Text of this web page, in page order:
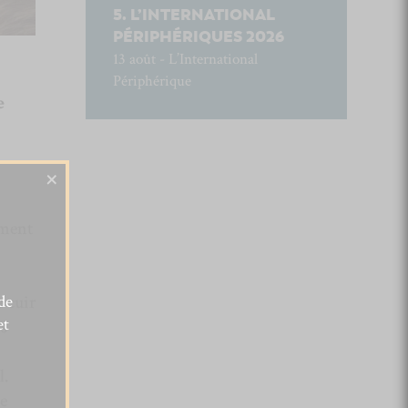
L’INTERNATIONAL
PÉRIPHÉRIQUES 2026
13 août - L’International
Périphérique
×